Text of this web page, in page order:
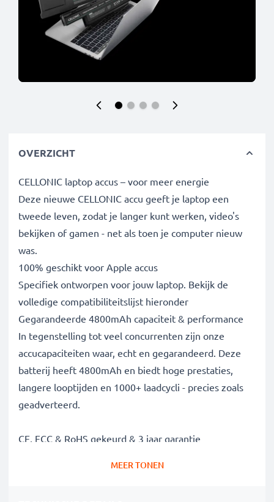
OVERZICHT
CELLONIC laptop accus – voor meer energie
Deze nieuwe CELLONIC accu geeft je laptop een
tweede leven, zodat je langer kunt werken, video's
bekijken of gamen - net als toen je computer nieuw
was.
100% geschikt voor Apple accus
Specifiek ontworpen voor jouw laptop. Bekijk de
volledige compatibiliteitslijst hieronder
Gegarandeerde 4800mAh capaciteit & performance
In tegenstelling tot veel concurrenten zijn onze
accucapaciteiten waar, echt en gegarandeerd. Deze
batterij heeft 4800mAh en biedt hoge prestaties,
langere looptijden en 1000+ laadcycli - precies zoals
geadverteerd.
CE, FCC & RoHS gekeurd & 3 jaar garantie
MEER TONEN